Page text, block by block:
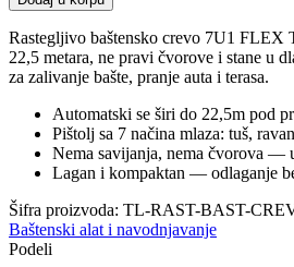
Rastegljivo baštensko crevo 7U1 FLEX
22,5 metara, ne pravi čvorove i stane u
za zalivanje bašte, pranje auta i terasa.
Automatski se širi do 22,5m pod
Pištolj sa 7 načina mlaza: tuš,
Nema savijanja, nema čvorova —
Lagan i kompaktan — odlaganje
Šifra proizvoda: TL-RAST-BAST-
Baštenski alat i navodnjavanje
Podeli